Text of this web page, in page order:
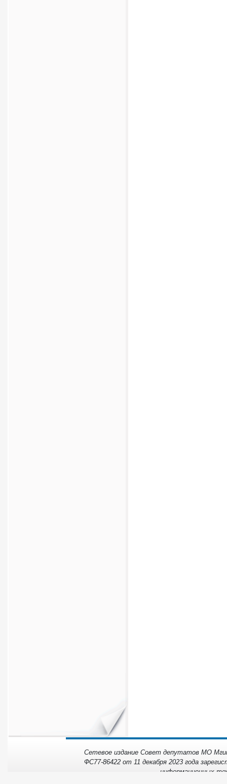
Сетевое издание Совет депутатов МО
ФС77-86422 от 11 декабря 2023 года
информационных